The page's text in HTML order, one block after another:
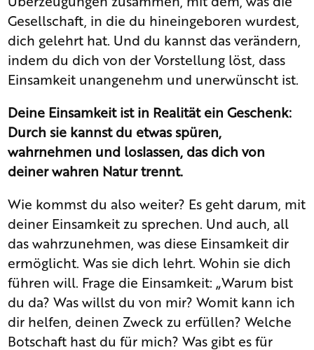
Gesellschaft, in die du hineingeboren wurdest,
dich gelehrt hat. Und du kannst das verändern,
indem du dich von der Vorstellung löst, dass
Einsamkeit unangenehm und unerwünscht ist.
Deine Einsamkeit ist in Realität ein Geschenk:
Durch sie kannst du etwas spüren,
wahrnehmen und loslassen, das dich von
deiner wahren Natur trennt.
Wie kommst du also weiter? Es geht darum, mit
deiner Einsamkeit zu sprechen. Und auch, all
das wahrzunehmen, was diese Einsamkeit dir
ermöglicht. Was sie dich lehrt. Wohin sie dich
führen will. Frage die Einsamkeit: „Warum bist
du da? Was willst du von mir? Womit kann ich
dir helfen, deinen Zweck zu erfüllen? Welche
Botschaft hast du für mich? Was gibt es für